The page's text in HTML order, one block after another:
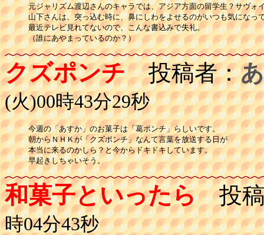
元ジャリズム渡辺さんのキャラでは、アジア方面の留学生？サヴォ
山下さんは、突っ込む時に、鼻にしわをよせるのがいつも気になっ
最近テレビ見れてないので、こんな書込みで失礼。
クズポンチ投稿者：
(火)00時43分29秒
今週の「あすか」のお菓子は「葛ポンチ」らしいです。
朝からＮＨＫが「クズポンチ」なんて言葉を放送する日が
本当に来るのかしら？と今からドキドキしています。
早起きしちゃいそう。
和菓子といったら投稿
時04分43秒